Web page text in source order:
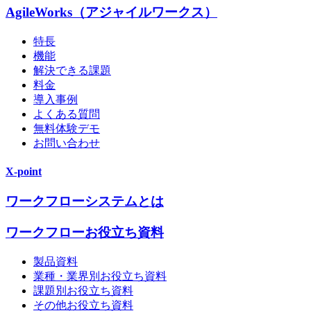
AgileWorks（アジャイルワークス）
特長
機能
解決できる課題
料金
導入事例
よくある質問
無料体験デモ
お問い合わせ
X-point
ワークフローシステムとは
ワークフローお役立ち資料
製品資料
業種・業界別お役立ち資料
課題別お役立ち資料
その他お役立ち資料